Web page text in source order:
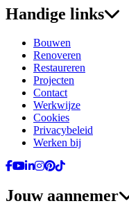
Handige links
Bouwen
Renoveren
Restaureren
Projecten
Contact
Werkwijze
Cookies
Privacybeleid
Werken bij
Ga naar Facebook
Ga naar YouTube
Ga naar LinkedIn
Ga naar Instagram
Ga naar Pinterest
Ga naar TikTok
Jouw aannemer